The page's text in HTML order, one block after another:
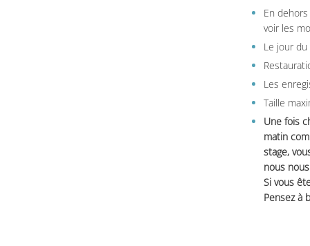
En
voir les
Le jour
Les
Taille
Une fois
matin
stage,
nous
Si vous
Pensez à